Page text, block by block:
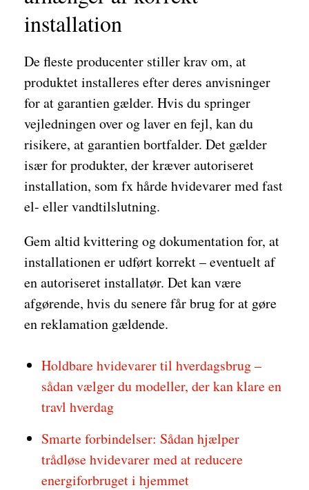
installation
De fleste producenter stiller krav om, at
produktet installeres efter deres anvisninger
for at garantien gælder. Hvis du springer
vejledningen over og laver en fejl, kan du
risikere, at garantien bortfalder. Det gælder
især for produkter, der kræver autoriseret
installation, som fx hårde hvidevarer med fast
el- eller vandtilslutning.
Gem altid kvittering og dokumentation for, at
installationen er udført korrekt – eventuelt af
en autoriseret installatør. Det kan være
afgørende, hvis du senere får brug for at gøre
en reklamation gældende.
Holdbare hvidevarer til hverdagsbrug –
sådan vælger du modeller, der kan klare en
travl hverdag
Smarte forbindelser: Sådan hjælper
trådløse hvidevarer med at reducere
energiforbruget i hjemmet